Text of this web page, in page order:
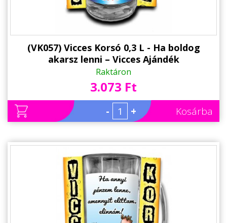
(VK057) Vicces Korsó 0,3 L - Ha boldog
akarsz lenni – Vicces Ajándék
Raktáron
3.073 Ft
- + Kosárba